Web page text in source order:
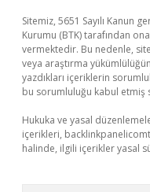
Sitemiz, 5651 Sayılı Kanun
Kurumu (BTK) tarafından
vermektedir. Bu nedenle,
veya araştırma
yazdıkları içeriklerin
bu sorumluluğu kabul etmiş
Hukuka ve yasal
içerikleri,
halinde, ilgili içerikler yasal